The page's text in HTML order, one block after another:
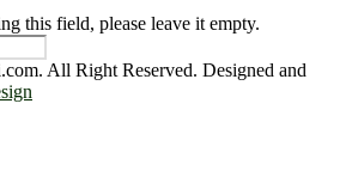
this field, please leave it empty.
All Right Reserved. Designed and